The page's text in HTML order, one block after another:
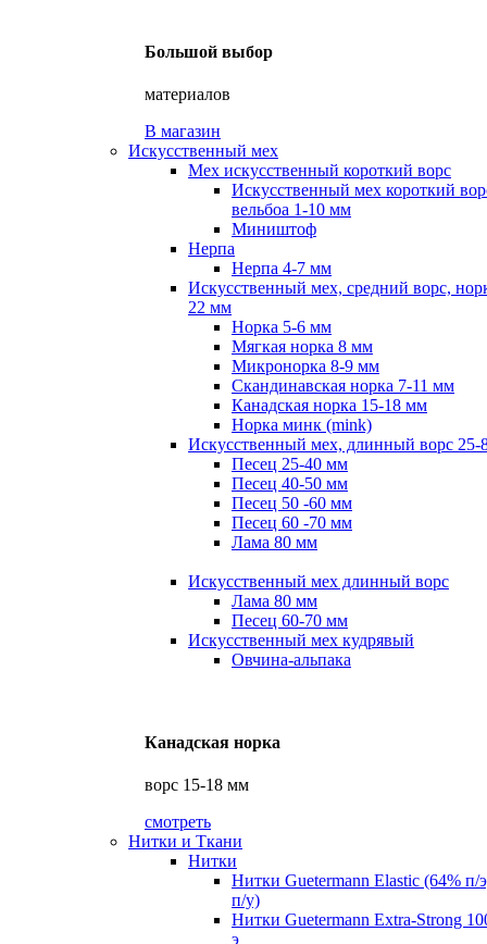
Большой выбор
материалов
В магазин
Искусственный мех
Мех искусственный короткий ворс
Искусственный мех короткий
вельбоа 1-10 мм
Миништоф
Нерпа
Нерпа 4-7 мм
Искусственный мех, средний ворс,
22 мм
Норка 5-6 мм
Мягкая норка 8 мм
Микронорка 8-9 мм
Скандинавская норка 7-11 мм
Канадская норка 15-18 мм
Норка минк (mink)
Искусственный мех, длинный ворс 25-
Песец 25-40 мм
Песец 40-50 мм
Песец 50 -60 мм
Песец 60 -70 мм
Лама 80 мм
Искусственный мех длинный ворс
Лама 80 мм
Песец 60-70 мм
Искусственный мех кудрявый
Овчина-альпака
Канадская норка
ворс 15-18 мм
смотреть
Нитки и Ткани
Нитки
Нитки Guetermann Elastic (64% п/
п/у)
Нитки Guetermann Extra-Strong
э